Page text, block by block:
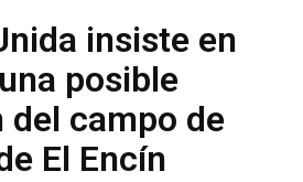
insiste en
posible
del campo de
El Encín